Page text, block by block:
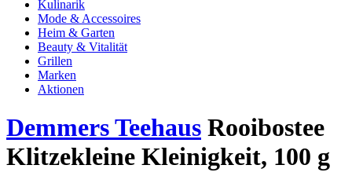
Kulinarik
Mode & Accessoires
Heim & Garten
Beauty & Vitalität
Grillen
Marken
Aktionen
Demmers Teehaus Rooibostee
Klitzekleine Kleinigkeit, 100 g